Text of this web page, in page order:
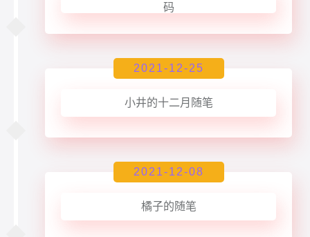
码
2021-12-25
小井的十二月随笔
2021-12-08
橘子的随笔